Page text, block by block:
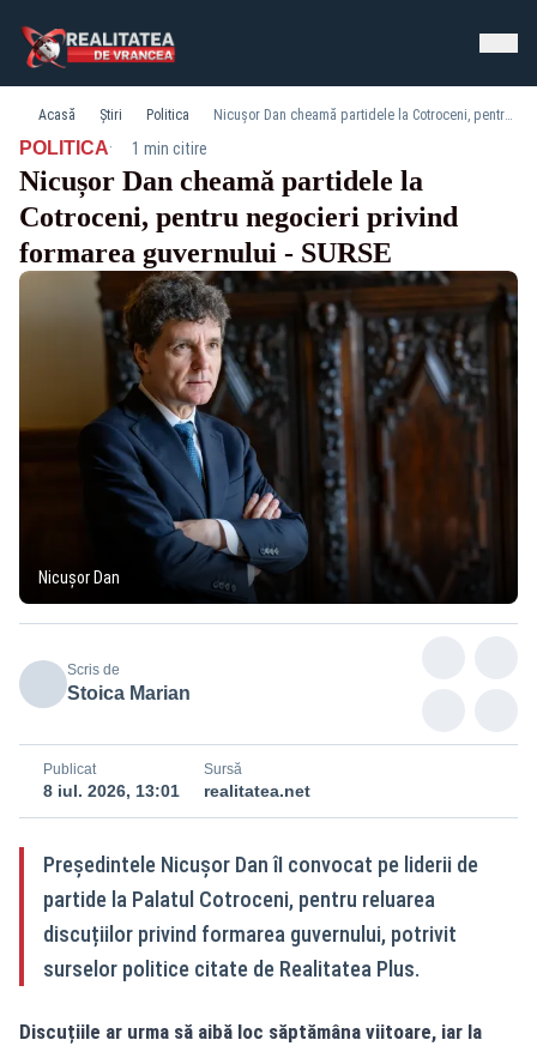
Acasă Știri Politica Nicușor Dan cheamă partidele la Cotroceni, pentru negocieri privind formarea guvernului - SURSE
POLITICA· 1 min citire
Nicușor Dan cheamă partidele la
Cotroceni, pentru negocieri privind
formarea guvernului - SURSE
Nicușor Dan
Scris de
Stoica Marian
Publicat
8 iul. 2026, 13:01
Sursă
realitatea.net
Președintele Nicușor Dan îI convocat pe liderii de
partide la Palatul Cotroceni, pentru reluarea
discuțiilor privind formarea guvernului, potrivit
surselor politice citate de Realitatea Plus.
Discuțiile ar urma să aibă loc săptămâna viitoare, iar la